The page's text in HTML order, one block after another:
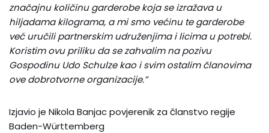
značajnu količinu garderobe koja se izražava u
hiljadama kilograma, a mi smo većinu te garderobe
već uručili partnerskim udruženjima i licima u potrebi.
Koristim ovu priliku da se zahvalim na pozivu
Gospodinu Udo Schulze kao i svim ostalim članovima
ove dobrotvorne organizacije.”
Izjavio je Nikola Banjac povjerenik za članstvo regije
Baden-Württemberg